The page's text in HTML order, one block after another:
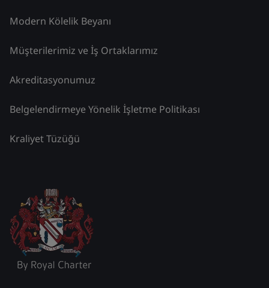
Modern Kölelik Beyanı
Müşterilerimiz ve İş Ortaklarımız
Akreditasyonumuz
Belgelendirmeye Yönelik İşletme Politikası
Kraliyet Tüzüğü